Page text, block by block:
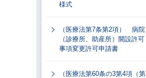
様式
（医療法第7条第2項） 病院
（診療所、助産所）開設許可
事項変更許可申請書
（医療法第60条の3第4項（第